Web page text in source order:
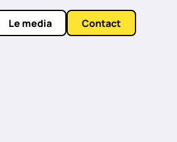
Le media Contact